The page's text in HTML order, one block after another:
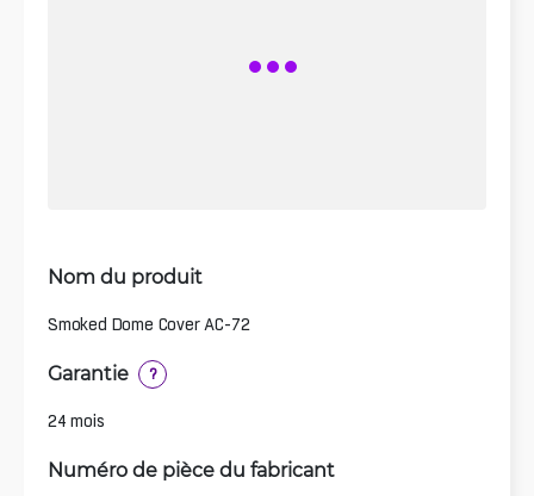
Nom du produit
Smoked Dome Cover AC-72
Garantie ?
24 mois
Numéro de pièce du fabricant